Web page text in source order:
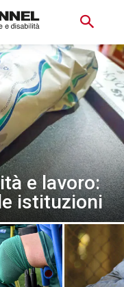
e lavoro:
istituzioni